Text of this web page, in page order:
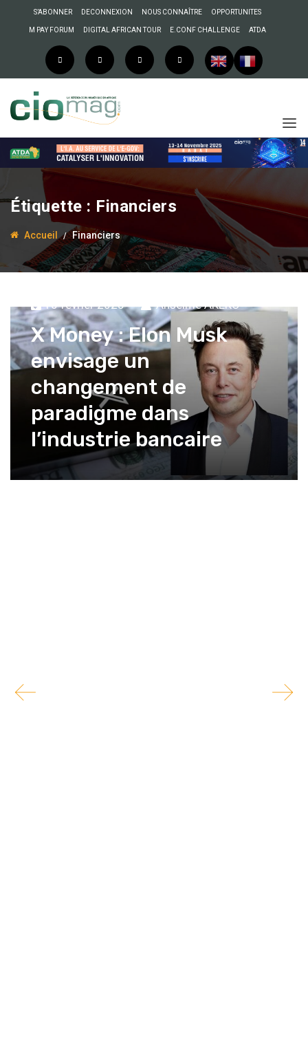
S’ABONNER DECONNEXION NOUS CONNAÎTRE OPPORTUNITES
M PAY FORUM DIGITAL AFRICAN TOUR E.CONF CHALLENGE ATDA
Étiquette : Financiers
Accueil Financiers
10 février 2025 Anselme AKEKO
X Money : Elon Musk
envisage un
changement de
paradigme dans
l’industrie bancaire